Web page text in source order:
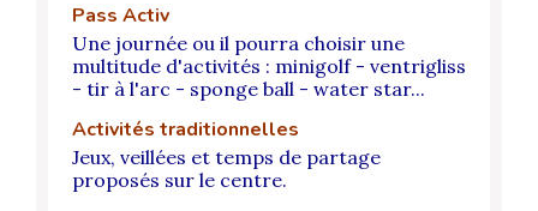
Pass Activ
Une journée ou il pourra choisir une
multitude d'activités : minigolf - ventrigliss
- tir à l'arc - sponge ball - water star...
Activités traditionnelles
Jeux, veillées et temps de partage
proposés sur le centre.